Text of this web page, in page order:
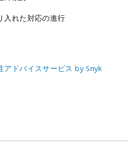
入れた対応の進行
アドバイスサービス by Snyk